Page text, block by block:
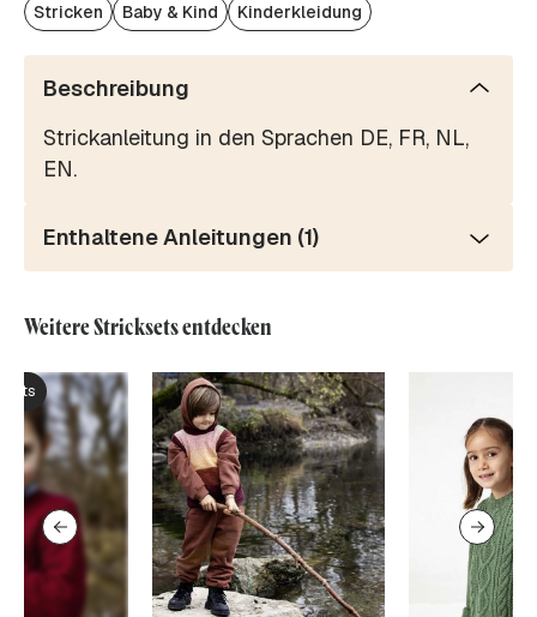
Stricken Baby & Kind Kinderkleidung
Beschreibung
Strickanleitung in den Sprachen DE, FR, NL,
EN.
Enthaltene Anleitungen (1)
Weitere Stricksets entdecken